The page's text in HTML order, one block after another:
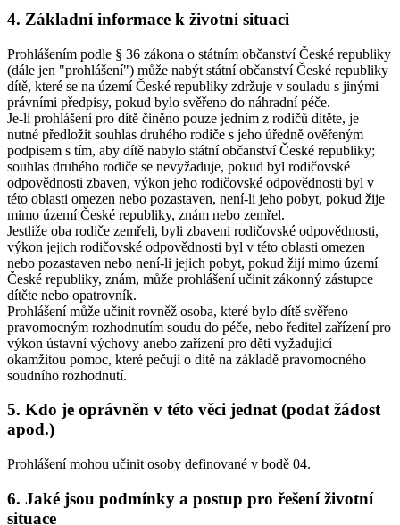
4. Základní informace k životní situaci
Prohlášením podle § 36 zákona o státním občanství České republiky
(dále jen "prohlášení") může nabýt státní občanství České republiky
dítě, které se na území České republiky zdržuje v souladu s jinými
právními předpisy, pokud bylo svěřeno do náhradní péče.
Je-li prohlášení pro dítě činěno pouze jedním z rodičů dítěte, je
nutné předložit souhlas druhého rodiče s jeho úředně ověřeným
podpisem s tím, aby dítě nabylo státní občanství České republiky;
souhlas druhého rodiče se nevyžaduje, pokud byl rodičovské
odpovědnosti zbaven, výkon jeho rodičovské odpovědnosti byl v
této oblasti omezen nebo pozastaven, není-li jeho pobyt, pokud žije
mimo území České republiky, znám nebo zemřel.
Jestliže oba rodiče zemřeli, byli zbaveni rodičovské odpovědnosti,
výkon jejich rodičovské odpovědnosti byl v této oblasti omezen
nebo pozastaven nebo není-li jejich pobyt, pokud žijí mimo území
České republiky, znám, může prohlášení učinit zákonný zástupce
dítěte nebo opatrovník.
Prohlášení může učinit rovněž osoba, které bylo dítě svěřeno
pravomocným rozhodnutím soudu do péče, nebo ředitel zařízení pro
výkon ústavní výchovy anebo zařízení pro děti vyžadující
okamžitou pomoc, které pečují o dítě na základě pravomocného
soudního rozhodnutí.
5. Kdo je oprávněn v této věci jednat (podat žádost
apod.)
Prohlášení mohou učinit osoby definované v bodě 04.
6. Jaké jsou podmínky a postup pro řešení životní
situace